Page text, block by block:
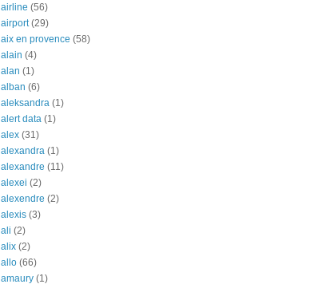
airline (56)
airport (29)
aix en provence (58)
alain (4)
alan (1)
alban (6)
aleksandra (1)
alert data (1)
alex (31)
alexandra (1)
alexandre (11)
alexei (2)
alexendre (2)
alexis (3)
ali (2)
alix (2)
allo (66)
amaury (1)